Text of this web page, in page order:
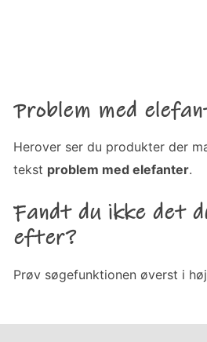
Problem med
Herover ser du produkter der
tekst problem med elefanter.
Fandt du ikke det
efter?
Prøv søgefunktionen øverst i